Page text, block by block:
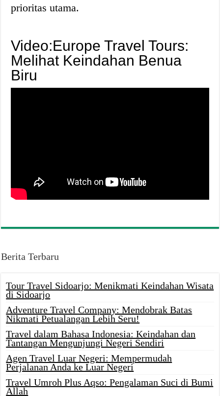
prioritas utama.
Video:Europe Travel Tours:
Melihat Keindahan Benua
Biru
Berita Terbaru
Tour Travel Sidoarjo: Menikmati Keindahan Wisata
di Sidoarjo
Adventure Travel Company: Mendobrak Batas
Nikmati Petualangan Lebih Seru!
Travel dalam Bahasa Indonesia: Keindahan dan
Tantangan Mengunjungi Negeri Sendiri
Agen Travel Luar Negeri: Mempermudah
Perjalanan Anda ke Luar Negeri
Travel Umroh Plus Aqso: Pengalaman Suci di Bumi
Allah